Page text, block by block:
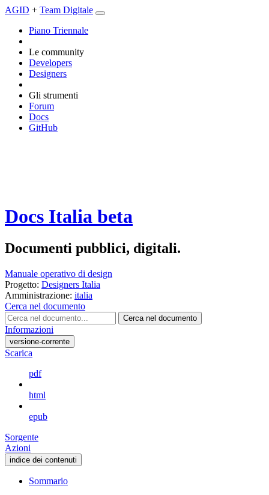
AGID + Team Digitale
Piano Triennale
Le community
Developers
Designers
Gli strumenti
Forum
Docs
GitHub
Docs Italia beta
Documenti pubblici, digitali.
Manuale operativo di design
Progetto: Designers Italia
Amministrazione: italia
Cerca nel documento
Cerca nel documento
Informazioni
versione-corrente
Scarica
pdf
html
epub
Sorgente
Azioni
indice dei contenuti
Sommario